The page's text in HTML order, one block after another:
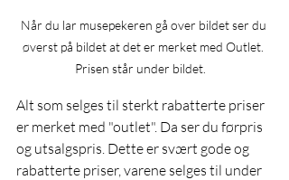
Når du lar musepekeren gå over bildet ser du
øverst på bildet at det er merket med Outlet.
Prisen står under bildet.
Alt som selges til sterkt rabatterte priser
er merket med "outlet". Da ser du førpris
og utsalgspris. Dette er svært gode og
rabatterte priser, varene selges til under